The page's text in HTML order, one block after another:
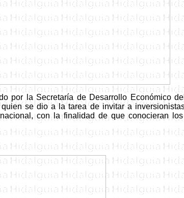
por la Secretaría de Desarrollo Económico
se dio a la tarea de invitar a
con la finalidad de que conocieran